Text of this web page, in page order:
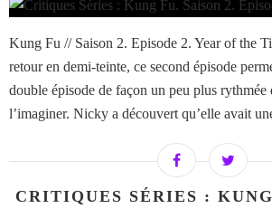
Kung Fu // Saison 2. Episode 2. Year of the
retour en demi-teinte, ce second épisode
double épisode de façon un peu plus rythmée
l’imaginer. Nicky a découvert qu’elle avait
CRITIQUES SÉRIES :